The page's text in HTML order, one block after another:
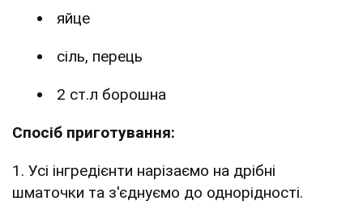
яйце
сіль, перець
2 ст.л борошна
Спосіб приготування:
1. Усі інгредієнти нарізаємо на дрібні
шматочки та з'єднуємо до однорідності.